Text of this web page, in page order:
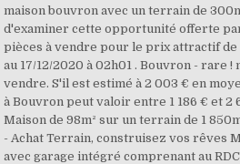
maison bouvron avec un terrain de
d'examiner cette opportunité offerte
pièces à vendre pour le prix attractif
au 17/12/2020 à 02h01 . Bouvron - rare !
vendre. S'il est estimé à 2 003 € en
à Bouvron peut valoir entre 1 186 € et 2
Maison de 98m² sur un terrain de 1
- Achat Terrain, construisez vos rêves
avec garage intégré comprenant au